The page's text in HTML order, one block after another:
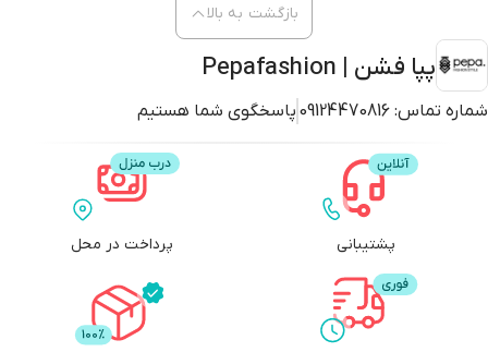
پپا فشن | Pepafashion
شماره تماس: 09124470816 پاسخگوی شما هستیم
بازگشت به بالا
پشتیبانی پرداخت در محل